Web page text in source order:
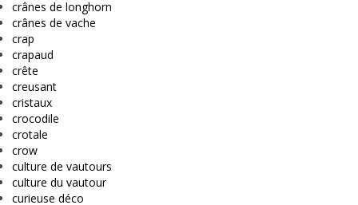
crânes de longhorn
crânes de vache
crap
crapaud
crête
creusant
cristaux
crocodile
crotale
crow
culture de vautours
culture du vautour
curieuse déco